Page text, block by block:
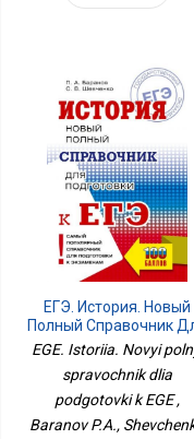
ЕГЭ. История. Новый
Полный Справочник
Подготовки К ЕГЭ
EGE. Istoriia. Novyi
spravochnik dlia
podgotovki k EGE ,
Baranov P.A.,